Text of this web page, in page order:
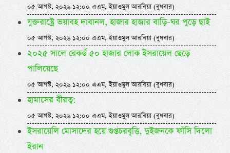
০৫ আগস্ট, ২০২৬ ১২:০০ এএম, ইয়াওমুল আরবিয়া (বুধবার)
যুক্তরাষ্ট্রে ভয়াবহ দাবানল, হাজার হাজার বাড়ি-ঘর পুড়ে ছাই
০৫ আগস্ট, ২০২৬ ১২:০০ এএম, ইয়াওমুল আরবিয়া (বুধবার)
২০২৫ সালে রেকর্ড ৫০ হাজার লোক ইসরায়েল ছেড়ে
পালিয়েছে
০৫ আগস্ট, ২০২৬ ১২:০০ এএম, ইয়াওমুল আরবিয়া (বুধবার)
হামাসের বীরত্ব:
০৫ আগস্ট, ২০২৬ ১২:০০ এএম, ইয়াওমুল আরবিয়া (বুধবার)
ইসরায়েলি মোসাদের হয়ে গুপ্তচরবৃত্তি, দুইজনকে ফাঁসি দিলো
ইরান